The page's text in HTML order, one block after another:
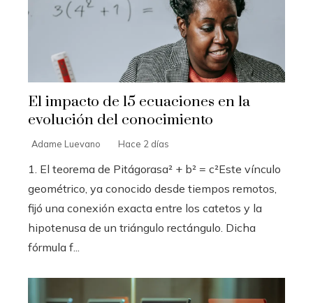
El impacto de 15 ecuaciones en la
evolución del conocimiento
Adame Luevano Hace 2 días
1. El teorema de Pitágorasa² + b² = c²Este vínculo
geométrico, ya conocido desde tiempos remotos,
fijó una conexión exacta entre los catetos y la
hipotenusa de un triángulo rectángulo. Dicha
fórmula f...